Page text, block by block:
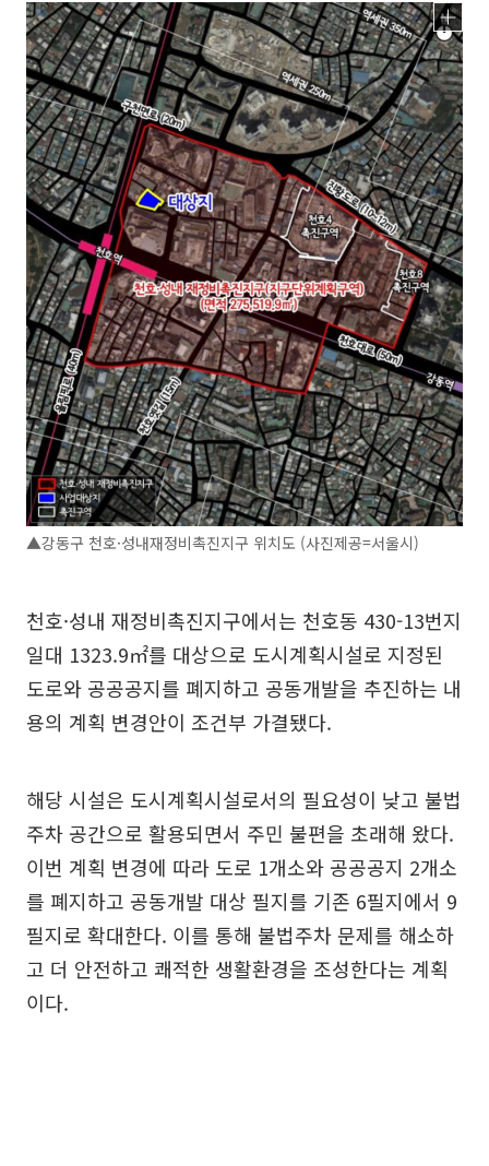
▲강동구 천호·성내재정비촉진지구 위치도 (사진제공=서울시)
천호·성내 재정비촉진지구에서는 천호동 430-13번지
일대 1323.9㎡를 대상으로 도시계획시설로 지정된
도로와 공공공지를 폐지하고 공동개발을 추진하는 내
용의 계획 변경안이 조건부 가결됐다.
해당 시설은 도시계획시설로서의 필요성이 낮고 불법
주차 공간으로 활용되면서 주민 불편을 초래해 왔다.
이번 계획 변경에 따라 도로 1개소와 공공공지 2개소
를 폐지하고 공동개발 대상 필지를 기존 6필지에서 9
필지로 확대한다. 이를 통해 불법주차 문제를 해소하
고 더 안전하고 쾌적한 생활환경을 조성한다는 계획
이다.